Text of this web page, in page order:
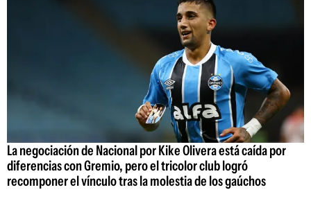
La negociación de Nacional por Kike Olivera está caída por
diferencias con Gremio, pero el tricolor club logró
recomponer el vínculo tras la molestia de los gaúchos